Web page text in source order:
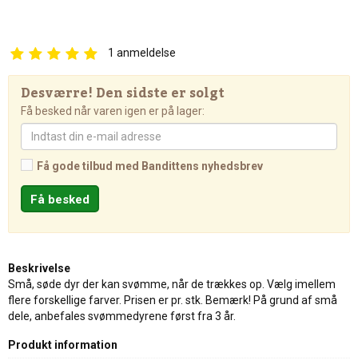
1 anmeldelse
Desværre! Den sidste er solgt
Få besked når varen igen er på lager:
Få gode tilbud med Bandittens nyhedsbrev
Beskrivelse
Små, søde dyr der kan svømme, når de trækkes op. Vælg imellem
flere forskellige farver. Prisen er pr. stk. Bemærk! På grund af små
dele, anbefales svømmedyrene først fra 3 år.
Produkt information